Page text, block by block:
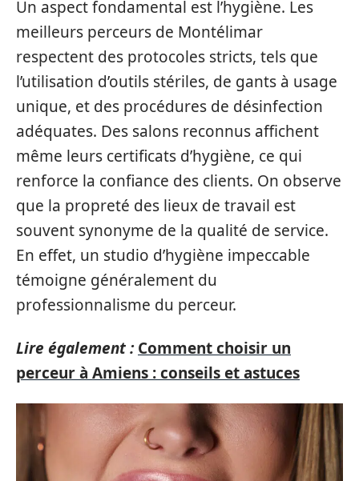
Un aspect fondamental est l’hygiène. Les
meilleurs perceurs de Montélimar
respectent des protocoles stricts, tels que
l’utilisation d’outils stériles, de gants à usage
unique, et des procédures de désinfection
adéquates. Des salons reconnus affichent
même leurs certificats d’hygiène, ce qui
renforce la confiance des clients. On observe
que la propreté des lieux de travail est
souvent synonyme de la qualité de service.
En effet, un studio d’hygiène impeccable
témoigne généralement du
professionnalisme du perceur.
Lire également : Comment choisir un
perceur à Amiens : conseils et astuces